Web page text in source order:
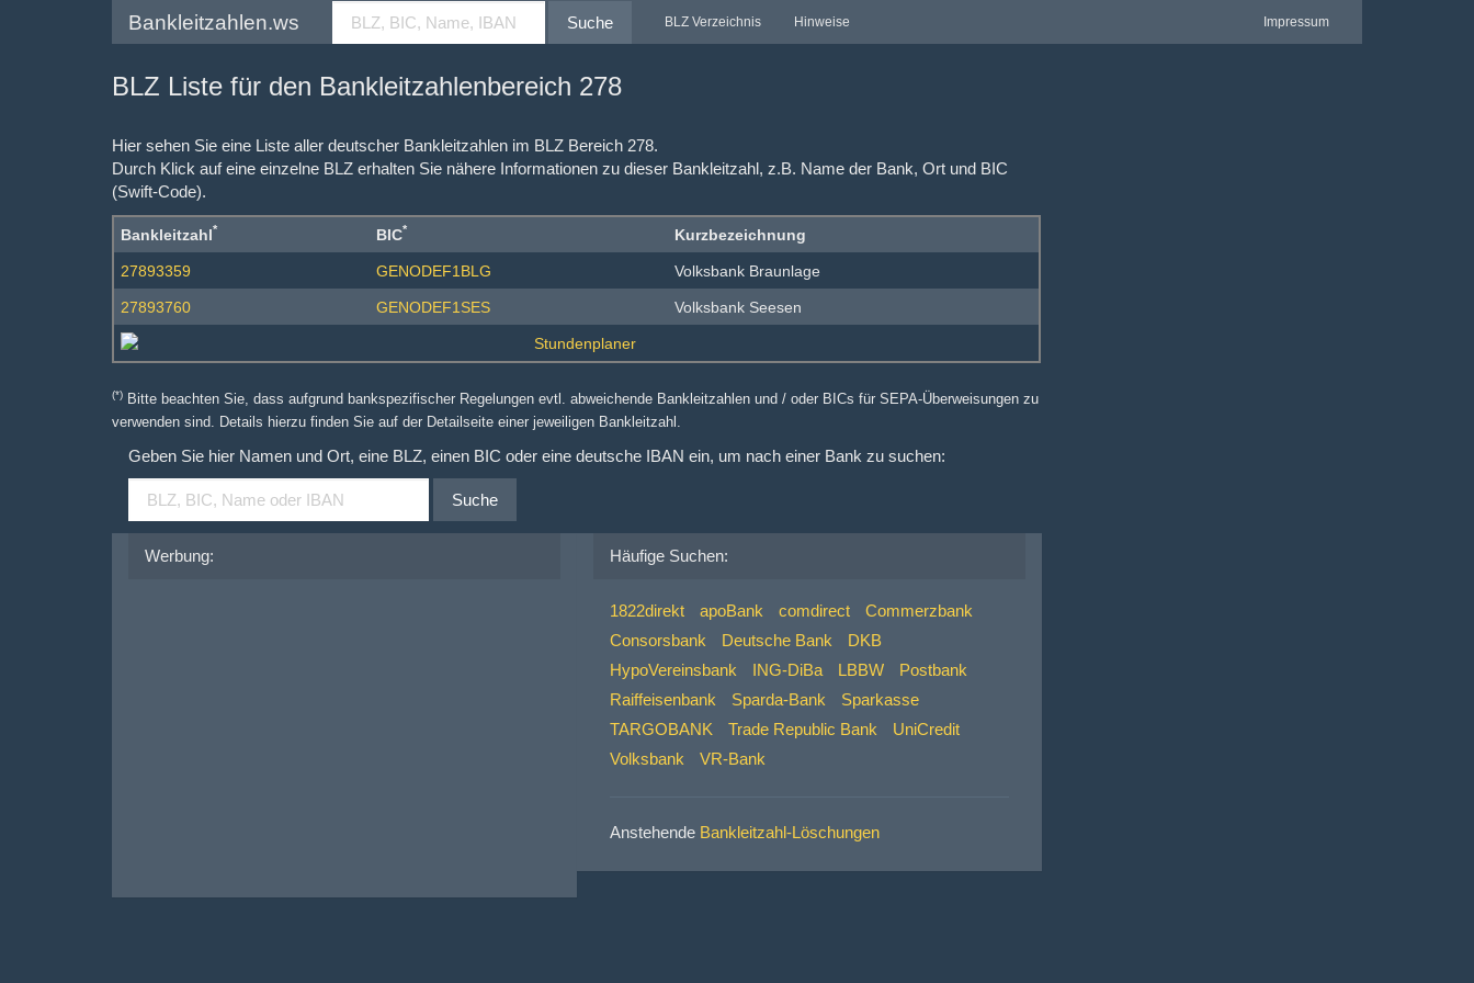
Bankleitzahlen.ws Suche BLZ Verzeichnis Hinweise Impressum
BLZ Liste für den Bankleitzahlenbereich 278
Hier sehen Sie eine Liste aller deutscher Bankleitzahlen im BLZ Bereich 278.
Durch Klick auf eine einzelne BLZ erhalten Sie nähere Informationen zu dieser Bankleitzahl, z.B. Name der Bank, Ort und BIC
(Swift-Code).
Bankleitzahl* BIC* Kurzbezeichnung
27893359 GENODEF1BLG Volksbank Braunlage
27893760 GENODEF1SES Volksbank Seesen
(*) Bitte beachten Sie, dass aufgrund bankspezifischer Regelungen evtl. abweichende Bankleitzahlen und / oder BICs für SEPA-Überweisungen zu
verwenden sind. Details hierzu finden Sie auf der Detailseite einer jeweiligen Bankleitzahl.
Geben Sie hier Namen und Ort, eine BLZ, einen BIC oder eine deutsche IBAN ein, um nach einer Bank zu suchen:
Suche
Werbung: Häufige Suchen:
1822direkt apoBank comdirect
Commerzbank
Consorsbank
Deutsche Bank
DKB
HypoVereinsbank
ING-DiBa LBBW
Postbank
Raiffeisenbank
Sparda-Bank
Sparkasse
TARGOBANK
Trade Republic Bank
UniCredit
Volksbank
VR-Bank
Anstehende Bankleitzahl-Löschungen